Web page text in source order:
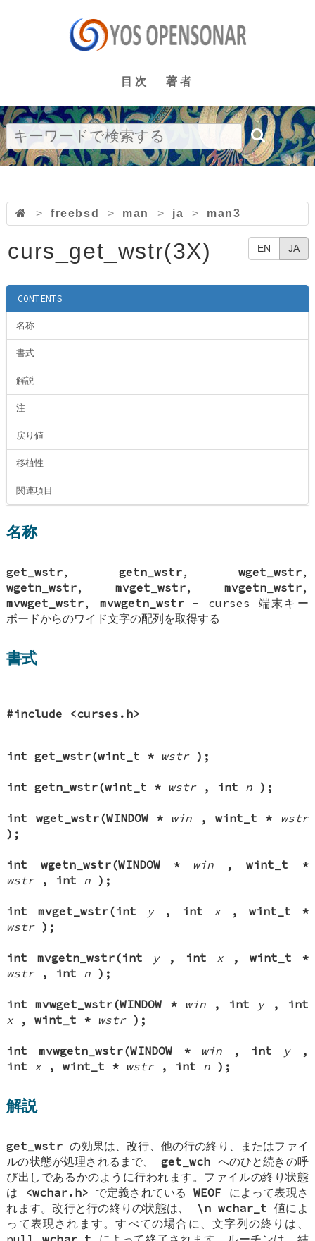
目次 著者
> freebsd > man > ja > man3
EN JA
curs_get_wstr(3X)
CONTENTS
名称
書式
解説
注
戻り値
移植性
関連項目
名称
get_wstr, getn_wstr, wget_wstr,
wgetn_wstr, mvget_wstr, mvgetn_wstr,
mvwget_wstr, mvwgetn_wstr- curses 端末キー
ボードからのワイド文字の配列を取得する
書式
#include <curses.h>
int get_wstr(wint_t * wstr );
int getn_wstr(wint_t * wstr , int n );
int wget_wstr(WINDOW * win , wint_t *
wstr
);
int wgetn_wstr(WINDOW * win
, wint_t *
wstr
, int n );
int mvget_wstr(int y , int x
, wint_t *
wstr );
int mvgetn_wstr(int y , int x
, wint_t *
wstr
, int n );
int mvwget_wstr(WINDOW * win , int y
, int
x
, wint_t * wstr );
int mvwgetn_wstr(WINDOW * win , int y
,
int x , wint_t * wstr , int n );
解説
get_wstr の効果は、改行、他の行の終り、またはファイ
ルの状態が処理されるまで、get_wch へのひと続きの呼
び出しであるかのように行われます。ファイルの終り状態
は
<wchar.h> で定義されているWEOF によって表現さ
れます。改行と行の終りの状態は、 \n wchar_t 値によ
って表現されます。すべての場合に、文字列の終りは、